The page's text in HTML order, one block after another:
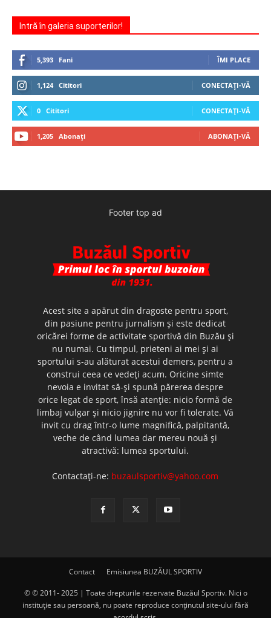
Intră în galeria suporterilor!
5,393 Fani ÎMI PLACE
1,124 Cititori CONECTAȚI-VĂ
0 Cititori CONECTAȚI-VĂ
1,205 Abonați ABONAȚI-VĂ
Footer top ad
Acest site a apărut din dragoste pentru sport,
din pasiune pentru jurnalism şi este dedicat
oricărei forme de activitate sportivă din Buzău şi
nu numai. Cu timpul, prieteni ai mei şi ai
sportului s-au alăturat acestui demers, pentru a
construi ceea ce vedeţi acum. Oricine simte
nevoia e invitat să-şi spună părerea despre
orice legat de sport, însă atenţie: nicio formă de
limbaj vulgar şi nicio jignire nu vor fi tolerate. Vă
invit cu drag într-o lume magnifică, palpitantă,
veche de când lumea dar mereu nouă şi
atractivă: lumea sportului.
Contactați-ne: buzaulsportiv@yahoo.com
Contact Emisiunea BUZĂUL SPORTIV
© © 2011- 2025 | Toate drepturile rezervate Buzăul Sportiv. Nici o
instituţie sau persoană, nu poate reproduce conţinutul site-ului fără